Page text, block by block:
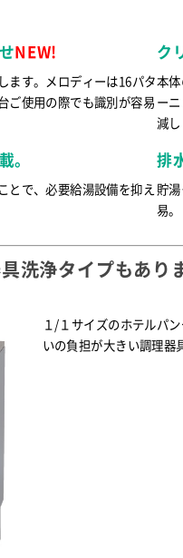
NEW!
ます。メロディーは16パタ
ご使用の際でも識別が容易
ク
本
ー
減
。
とで、必要給湯設備を抑え
排
貯
易。
洗浄タイプもあり
１/１サイズのホテルパ
いの負担が大きい調理器